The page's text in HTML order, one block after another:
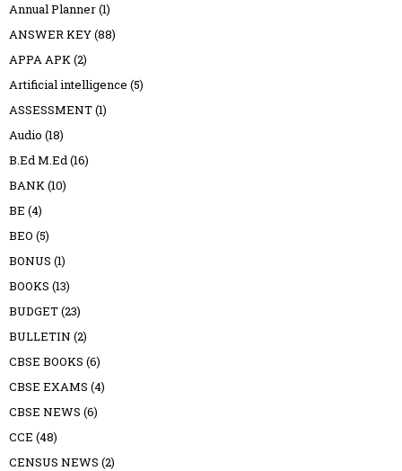
Annual Planner(1)
ANSWER KEY(88)
APPA APK(2)
Artificial intelligence (5)
ASSESSMENT(1)
Audio (18)
B.Ed M.Ed(16)
BANK(10)
BE (4)
BEO (5)
BONUS (1)
BOOKS (13)
BUDGET(23)
BULLETIN (2)
CBSE BOOKS (6)
CBSE EXAMS (4)
CBSE NEWS (6)
CCE (48)
CENSUS NEWS (2)